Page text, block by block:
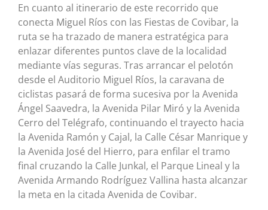
En cuanto al itinerario de este recorrido que
conecta Miguel Ríos con las Fiestas de Covibar, la
ruta se ha trazado de manera estratégica para
enlazar diferentes puntos clave de la localidad
mediante vías seguras. Tras arrancar el pelotón
desde el Auditorio Miguel Ríos, la caravana de
ciclistas pasará de forma sucesiva por la Avenida
Ángel Saavedra, la Avenida Pilar Miró y la Avenida
Cerro del Telégrafo, continuando el trayecto hacia
la Avenida Ramón y Cajal, la Calle César Manrique y
la Avenida José del Hierro, para enfilar el tramo
final cruzando la Calle Junkal, el Parque Lineal y la
Avenida Armando Rodríguez Vallina hasta alcanzar
la meta en la citada Avenida de Covibar.